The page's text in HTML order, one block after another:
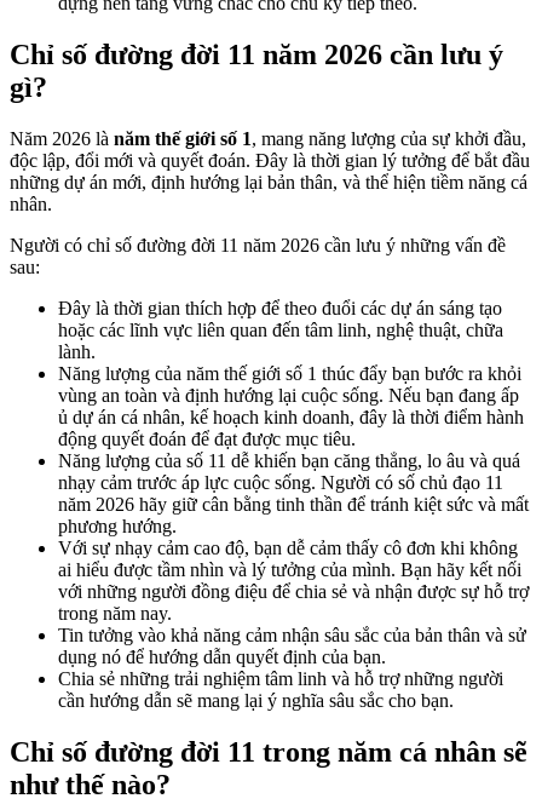
Chỉ số đường đời 11 năm 2026 cần lưu ý
gì?
Năm 2026 là năm thế giới số 1, mang năng lượng của sự khởi đầu,
độc lập, đổi mới và quyết đoán. Đây là thời gian lý tưởng để bắt đầu
những dự án mới, định hướng lại bản thân, và thể hiện tiềm năng cá
nhân.
Người có chỉ số đường đời 11 năm 2026 cần lưu ý những vấn đề
sau:
Đây là thời gian thích hợp để theo đuổi các dự án sáng tạo
hoặc các lĩnh vực liên quan đến tâm linh, nghệ thuật, chữa
lành.
Năng lượng của năm thế giới số 1 thúc đẩy bạn bước ra khỏi
vùng an toàn và định hướng lại cuộc sống. Nếu bạn đang ấp
ủ dự án cá nhân, kế hoạch kinh doanh, đây là thời điểm hành
động quyết đoán để đạt được mục tiêu.
Năng lượng của số 11 dễ khiến bạn căng thẳng, lo âu và quá
nhạy cảm trước áp lực cuộc sống. Người có số chủ đạo 11
năm 2026 hãy giữ cân bằng tinh thần để tránh kiệt sức và mất
phương hướng.
Với sự nhạy cảm cao độ, bạn dễ cảm thấy cô đơn khi không
ai hiểu được tầm nhìn và lý tưởng của mình. Bạn hãy kết nối
với những người đồng điệu để chia sẻ và nhận được sự hỗ trợ
trong năm nay.
Tin tưởng vào khả năng cảm nhận sâu sắc của bản thân và sử
dụng nó để hướng dẫn quyết định của bạn.
Chia sẻ những trải nghiệm tâm linh và hỗ trợ những người
cần hướng dẫn sẽ mang lại ý nghĩa sâu sắc cho bạn.
Chỉ số đường đời 11 trong năm cá nhân sẽ
như thế nào?